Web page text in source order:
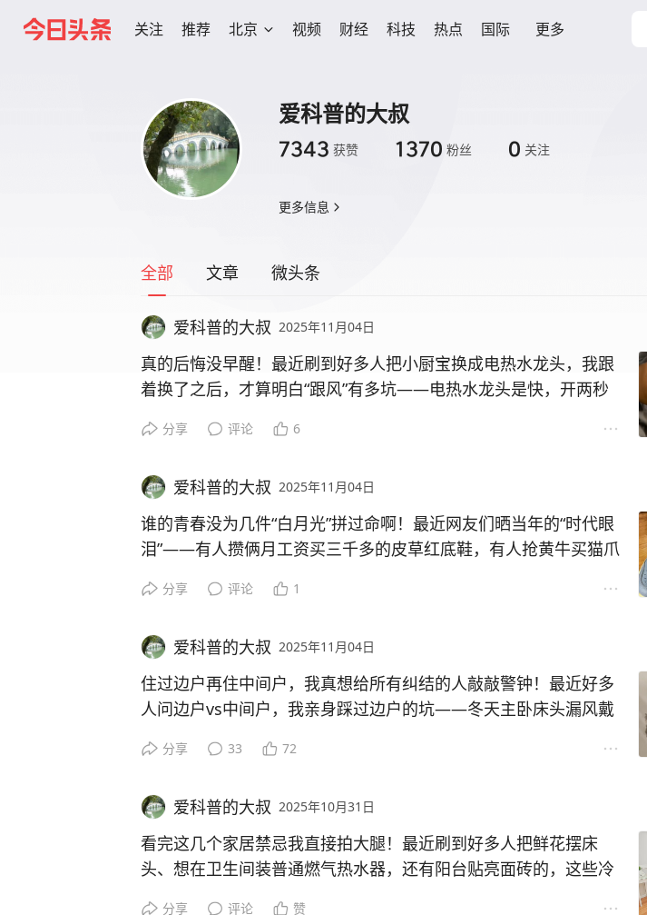
关注 推荐 北京 视频 财经 科技 热点 国际 更多
爱科普的大叔
7343 获赞 1370 粉丝 0 关注
更多信息
全部 文章 微头条
爱科普的大叔 2025年11月04日
真的后悔没早醒！最近刷到好多人把小厨宝换成电热水龙头，我跟
着换了之后，才算明白“跟风”有多坑——电热水龙头是快，开两秒
冻得我手直抖！
其实小厨宝虽然要等会儿，但储水稳啊，我之前用了两年都没坏
过，水费还比现在少。咱国产小厨宝本来就适合厨房那点空间，改
改安装位置也不占地方，何必追那些“网红款”？
有没有跟我一样踩过电热水龙头坑的？你们说，到底是适合自己的
验！
#MCN微头条伙伴计划#
#MCN微头条伙伴计划#
分享 评论 6
爱科普的大叔 2025年11月04日
谁的青春没为几件“白月光”拼过命啊！最近网友们晒当年的“时代眼
泪”——有人攒俩月工资买三千多的皮草红底鞋，有人抢黄牛买猫爪
一起往前跑了。那些攒钱的日子、擦鞋的小心机、抢东西的疯劲，
热乎劲永远不会凉。你家还藏着当年的“宝贝”吗？是阿依莲还是翻
盖手机？来聊聊你为它拼过的“傻事”，毕竟，那可是我们8090最敢
爱的青春啊！
#MCN微头条伙伴计划#
#MCN微头条伙伴计划#
分享 评论 1
爱科普的大叔 2025年11月04日
住过边户再住中间户，我真想给所有纠结的人敲敲警钟！最近好多
人问边户vs中间户，我亲身踩过边户的坑——冬天主卧床头漏风戴
电费比中间户贵了三分之一！真不是没钱才选中间户，是住久了才
图个踏实暖和吗？你们说，下次买房你会选中间户还是边户？来聊
聊你最在意的点～
分享 33 72
爱科普的大叔 2025年10月31日
看完这几个家居禁忌我直接拍大腿！最近刷到好多人把鲜花摆床
头、想在卫生间装普通燃气热水器，还有阳台贴亮面砖的，这些冷
分享 评论 赞